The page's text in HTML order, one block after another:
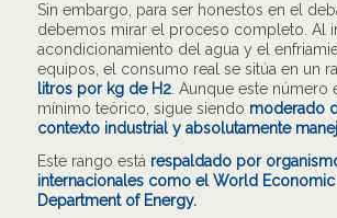
Sin embargo, para ser honestos en el
debemos mirar el proceso completo. Al
acondicionamiento del agua y el
equipos, el consumo real se sitúa en un
litros por kg de H2. Aunque este número
mínimo teórico, sigue siendo moderado
contexto industrial y absolutamente
Este rango está respaldado por
internacionales como el World Economic
Department of Energy.